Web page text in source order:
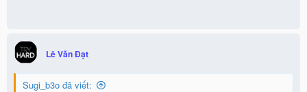
Lê Văn Đạt
Sugi_b3o đã viết: